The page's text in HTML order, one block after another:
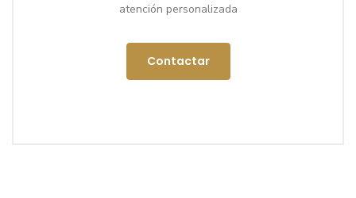
atención personalizada
Contactar